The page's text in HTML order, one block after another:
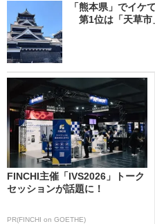
「熊本県」でイケ
第1位は「天草市
FINCHI主催「IVS2026」トーク
セッションが話題に！
PR(FINCHI on GOETHE)